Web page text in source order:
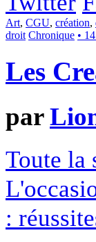
Art, CGU, création,
droit Chronique •
Les
par
Toute la
: